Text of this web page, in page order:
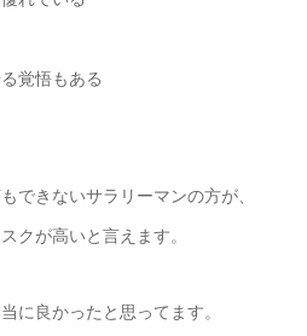
覚悟もある
できないサラリーマンの方が、
クが高いと言えます。
に良かったと思ってます。